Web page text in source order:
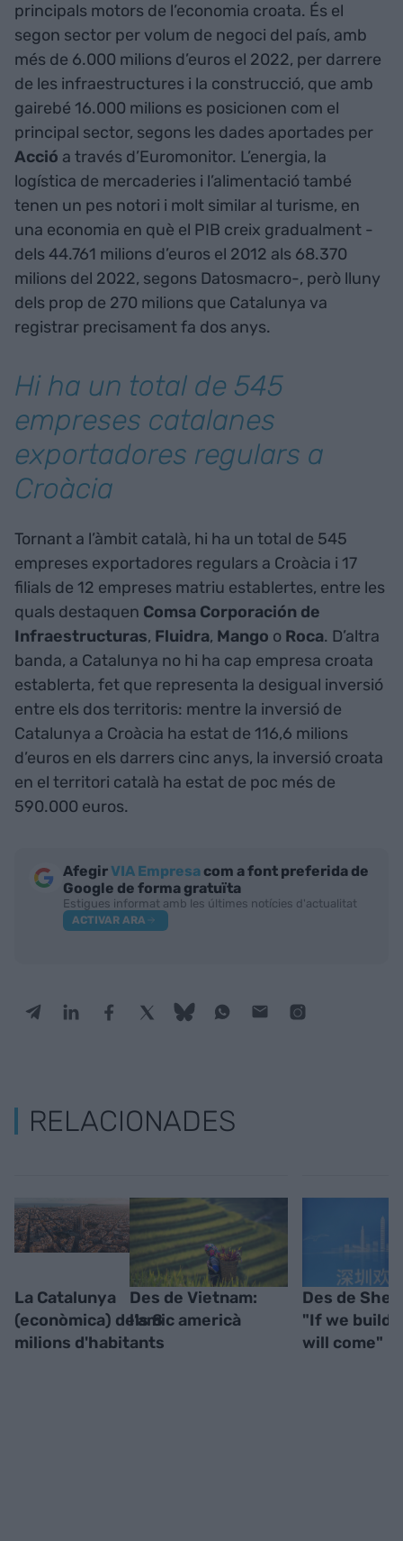
principals motors de l’economia croata. És el
segon sector per volum de negoci del país, amb
més de 6.000 milions d’euros el 2022, per darrere
de les infraestructures i la construcció, que amb
gairebé 16.000 milions es posicionen com el
principal sector, segons les dades aportades per
Acció a través d’Euromonitor. L’energia, la
logística de mercaderies i l’alimentació també
tenen un pes notori i molt similar al turisme, en
una economia en què el PIB creix gradualment -
dels 44.761 milions d’euros el 2012 als 68.370
milions del 2022, segons Datosmacro-, però lluny
dels prop de 270 milions que Catalunya va
registrar precisament fa dos anys.
Hi ha un total de 545
empreses catalanes
exportadores regulars a
Croàcia
Tornant a l’àmbit català, hi ha un total de 545
empreses exportadores regulars a Croàcia i 17
filials de 12 empreses matriu establertes, entre les
quals destaquen Comsa Corporación de
Infraestructuras, Fluidra, Mango o Roca. D’altra
banda, a Catalunya no hi ha cap empresa croata
establerta, fet que representa la desigual inversió
entre els dos territoris: mentre la inversió de
Catalunya a Croàcia ha estat de 116,6 milions
d’euros en els darrers cinc anys, la inversió croata
en el territori català ha estat de poc més de
590.000 euros.
AfegirVIA Empresa com a font preferida de
Google de forma gratuïta
Estigues informat amb les últimes notícies d'actualitat
ACTIVAR ARA
RELACIONADES
La Catalunya
(econòmica) dels 8
milions d'habitants
Des de Vietnam:
l’amic americà
Des de
"If we build
will come"